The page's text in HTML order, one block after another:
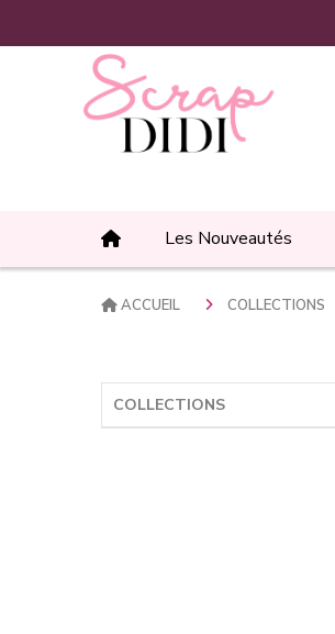
Les Nouveautés
COLLECTIONS
ACCUEIL COLLECTIONS